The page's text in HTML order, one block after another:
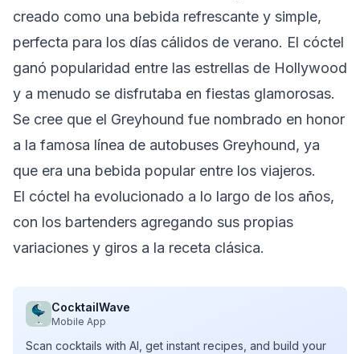
creado como una bebida refrescante y simple,
perfecta para los días cálidos de verano. El cóctel
ganó popularidad entre las estrellas de Hollywood
y a menudo se disfrutaba en fiestas glamorosas.
Se cree que el Greyhound fue nombrado en honor
a la famosa línea de autobuses Greyhound, ya
que era una bebida popular entre los viajeros.
El cóctel ha evolucionado a lo largo de los años,
con los bartenders agregando sus propias
variaciones y giros a la receta clásica.
CocktailWave
Mobile App
Scan cocktails with AI, get instant recipes, and build your